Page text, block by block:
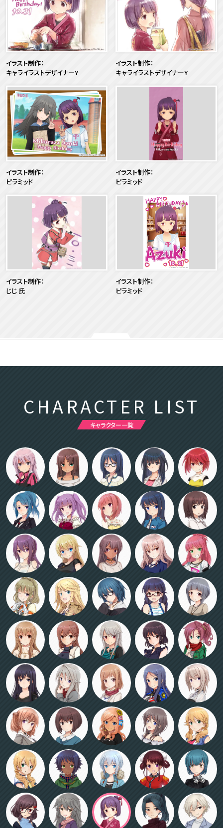
イラスト制作：
キャライラストデザイナーY
イラスト制作：
キャライラストデザイナーY
イラスト制作：
ピラミッド
イラスト制作：
ピラミッド
イラスト制作：
じじ 氏
イラスト制作：
ピラミッド
CHARACTER LIST
キャラクター一覧